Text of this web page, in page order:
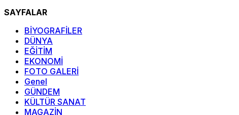
SAYFALAR
BİYOGRAFİLER
DÜNYA
EĞİTİM
EKONOMİ
FOTO GALERİ
Genel
GÜNDEM
KÜLTÜR SANAT
MAGAZİN